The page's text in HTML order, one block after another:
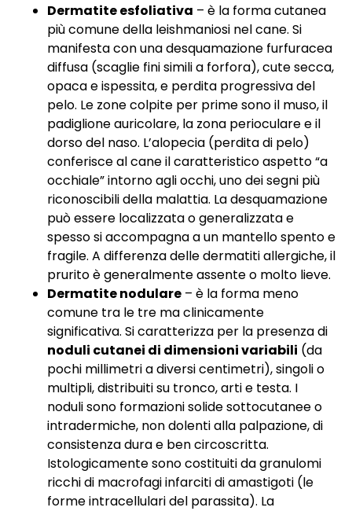
Dermatite esfoliativa – è la forma cutanea
più comune della leishmaniosi nel cane. Si
manifesta con una desquamazione furfuracea
diffusa (scaglie fini simili a forfora), cute secca,
opaca e ispessita, e perdita progressiva del
pelo. Le zone colpite per prime sono il muso, il
padiglione auricolare, la zona perioculare e il
dorso del naso. L’alopecia (perdita di pelo)
conferisce al cane il caratteristico aspetto “a
occhiale” intorno agli occhi, uno dei segni più
riconoscibili della malattia. La desquamazione
può essere localizzata o generalizzata e
spesso si accompagna a un mantello spento e
fragile. A differenza delle dermatiti allergiche, il
prurito è generalmente assente o molto lieve.
Dermatite nodulare – è la forma meno
comune tra le tre ma clinicamente
significativa. Si caratterizza per la presenza di
noduli cutanei di dimensioni variabili (da
pochi millimetri a diversi centimetri), singoli o
multipli, distribuiti su tronco, arti e testa. I
noduli sono formazioni solide sottocutanee o
intradermiche, non dolenti alla palpazione, di
consistenza dura e ben circoscritta.
Istologicamente sono costituiti da granulomi
ricchi di macrofagi infarciti di amastigoti (le
forme intracellulari del parassita). La